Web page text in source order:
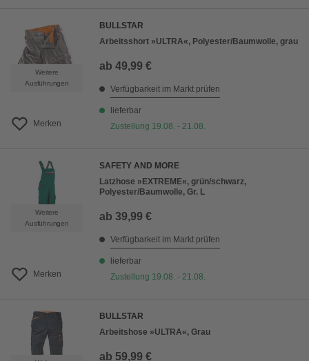
Weitere
Ausführungen
Merken
BULLSTAR
Arbeitsshort »ULTRA«, Polyester/Baumwolle, grau
ab 49,99 €
Verfügbarkeit im Markt prüfen
lieferbar
Zustellung 19.08. - 21.08.
Weitere
Ausführungen
Merken
SAFETY AND MORE
Latzhose »EXTREME«, grün/schwarz,
Polyester/Baumwolle, Gr. L
ab 39,99 €
Verfügbarkeit im Markt prüfen
lieferbar
Zustellung 19.08. - 21.08.
BULLSTAR
Arbeitshose »ULTRA«, Grau
ab 59,99 €